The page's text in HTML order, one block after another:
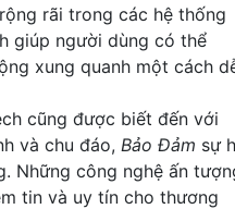
rãi trong các hệ thống
giúp người dùng có thể
xung quanh một cách
cũng được biết đến với
và chu đáo, Bảo Đảm sự
Những công nghệ ấn
tin và uy tín cho thương